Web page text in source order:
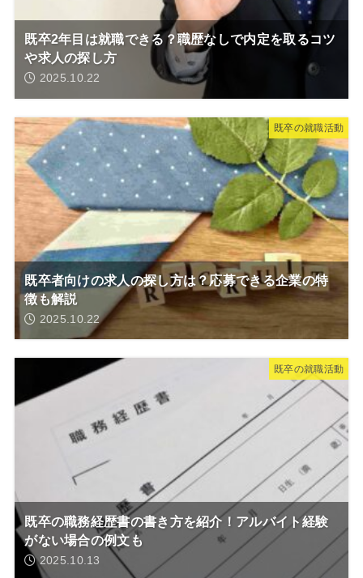
既卒2年目は就職できる？職歴なしで内定を取るコツ
や求人の探し方
2025.10.22
既卒の就職活動
既卒者向けの求人の探し方は？応募できる企業の特
徴も解説
2025.10.22
既卒の就職活動
既卒の職務経歴書の書き方を紹介！アルバイト経験
がない場合の例文も
2025.10.13